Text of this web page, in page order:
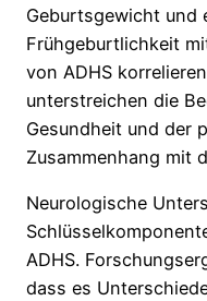
Geburtsgewicht und
Frühgeburtlichkeit
von ADHS
unterstreichen die
Gesundheit und der
Zusammenhang mit
Neurologische
ADHS.
dass es